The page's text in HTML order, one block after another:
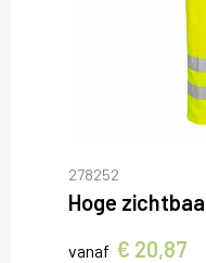
278252
Hoge
vanaf € 20,87